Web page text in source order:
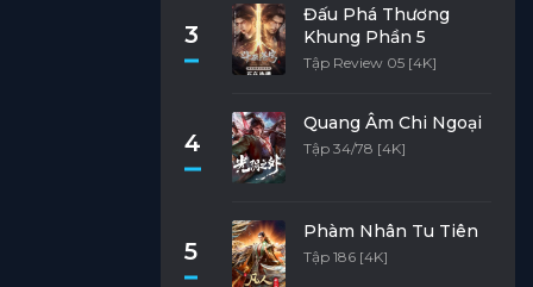
3
Đấu Phá Thương
Khung Phần 5
Tập Review 05 [4K]
4
Quang Âm Chi Ngoại
Tập 34/78 [4K]
5
Phàm Nhân Tu Tiên
Tập 186 [4K]